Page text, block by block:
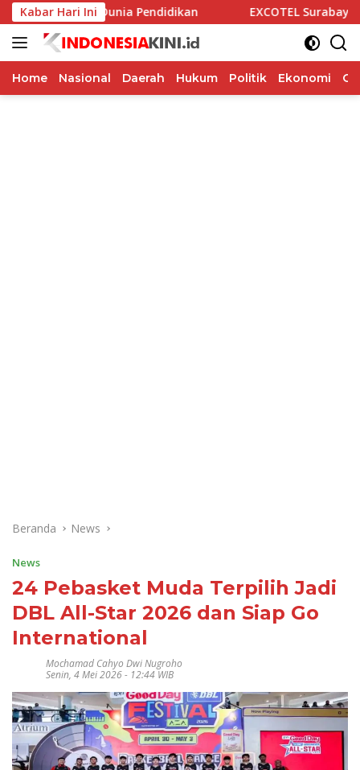
Langsung
ke
konten
Kabar Hari Ini
dan Dunia Pendidikan EXCOTEL Surabaya
Home Nasional Daerah Hukum Politik Ekonomi
Beranda News
News
24 Pebasket Muda Terpilih Jadi
DBL All-Star 2026 dan Siap Go
International
Mochamad Cahyo Dwi Nugroho
Senin, 4 Mei 2026 - 12:44 WIB